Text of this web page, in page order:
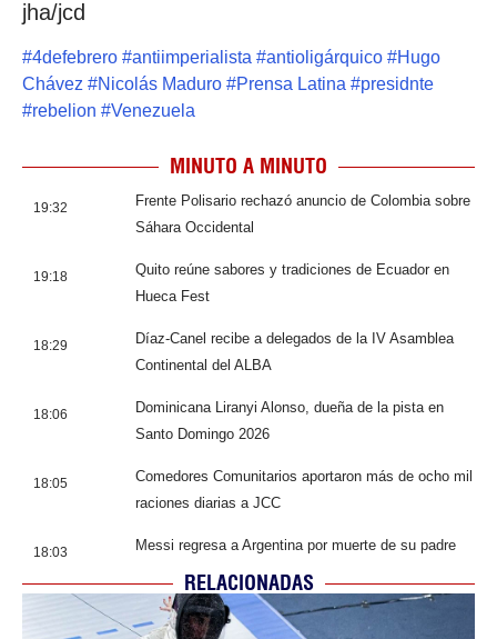
jha/jcd
#4defebrero #antiimperialista #antioligárquico #Hugo
Chávez #Nicolás Maduro #Prensa Latina #presidnte
#rebelion #Venezuela
MINUTO A MINUTO
19:32
Frente Polisario rechazó anuncio de Colombia sobre
Sáhara Occidental
19:18
Quito reúne sabores y tradiciones de Ecuador en
Hueca Fest
18:29
Díaz-Canel recibe a delegados de la IV Asamblea
Continental del ALBA
18:06
Dominicana Liranyi Alonso, dueña de la pista en
Santo Domingo 2026
18:05
Comedores Comunitarios aportaron más de ocho mil
raciones diarias a JCC
18:03 Messi regresa a Argentina por muerte de su padre
RELACIONADAS